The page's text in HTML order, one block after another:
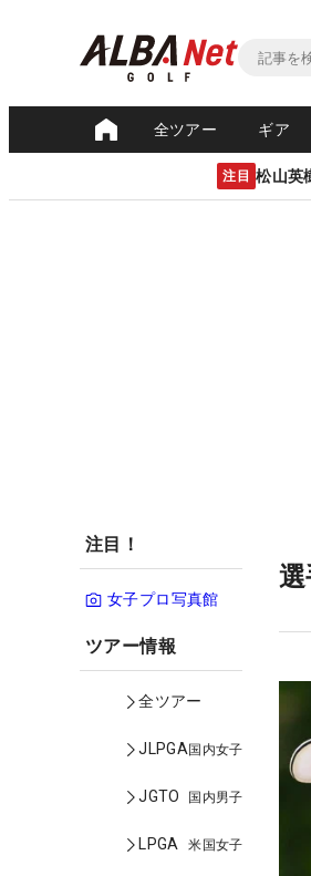
全ツアー ギア
注目 松山英
注目！
女子プロ写真館
ツアー情報
全ツアー
JLPGA国内女子
JGTO 国内男子
LPGA 米国女子